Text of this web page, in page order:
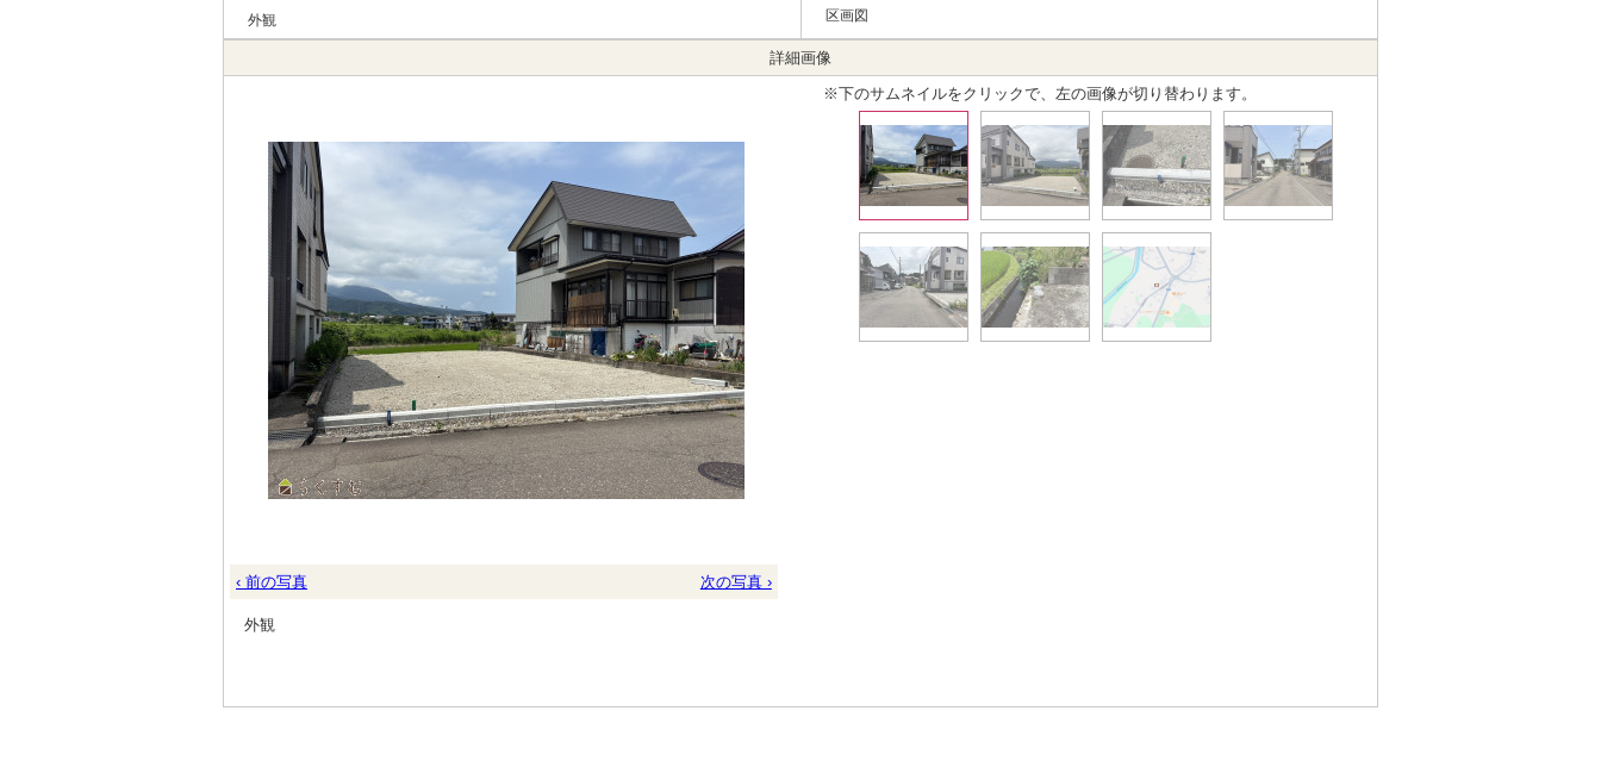
外観 区画図
詳細画像
‹ 前の写真 次の写真 ›
外観
※下のサムネイルをクリックで、左の画像が切り替わります。